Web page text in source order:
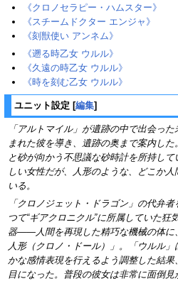
《クロノセラピー・ハムスター》
《スチームドクター エンジャ》
《刻獣使い アンネム》
《遡る時乙女 ウルル》
《久遠の時乙女 ウルル》
《時を刻む乙女 ウルル》
ユニット設定 [編集]
「アルトマイル」が遺跡の中で出会っ
まれた彼を導き、遺跡の奥まで案内し
と砂が向かう不思議な砂時計を所持し
しい女性だが、人形のような、どこか
いる。
「クロノジェット・ドラゴン」の代弁
つて“ギアクロニクル”に所属していた
器――人間を再現した精巧な機械の体に
人形（クロノ・ドール）」。「ウルル
かな感情表現を行えるよう調整した結
目になった。普段の彼女は非常に面倒